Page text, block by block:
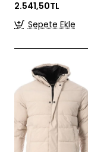
2.541,50TL
Sepete Ekle